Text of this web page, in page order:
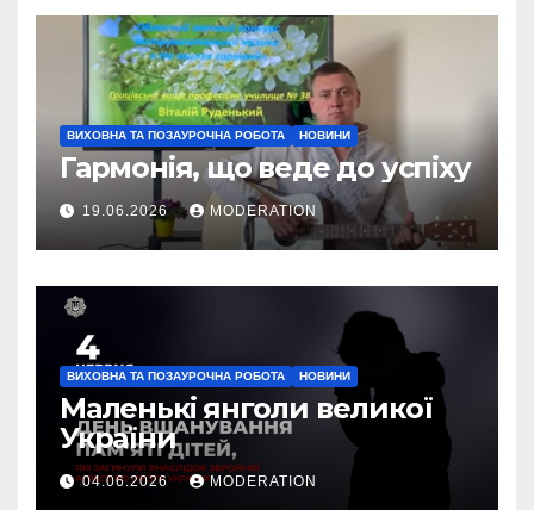
ВИХОВНА ТА ПОЗАУРОЧНА РОБОТА НОВИНИ
Гармонія, що веде до успіху
19.06.2026 MODERATION
ВИХОВНА ТА ПОЗАУРОЧНА РОБОТА НОВИНИ
Маленькі янголи великої
України
04.06.2026 MODERATION